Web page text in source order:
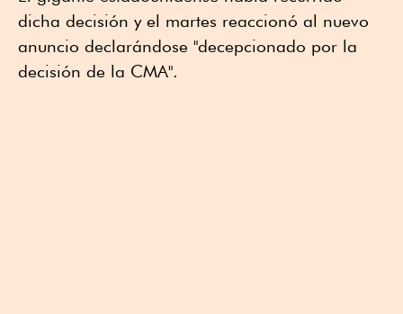
dicha decisión y el martes reaccionó al nuevo
anuncio declarándose "decepcionado por la
decisión de la CMA".